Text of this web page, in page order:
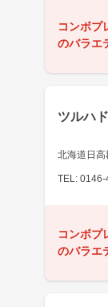
コンボプ
のバラエ
ツルハ
北海道日
TEL:
コンボプ
のバラエ